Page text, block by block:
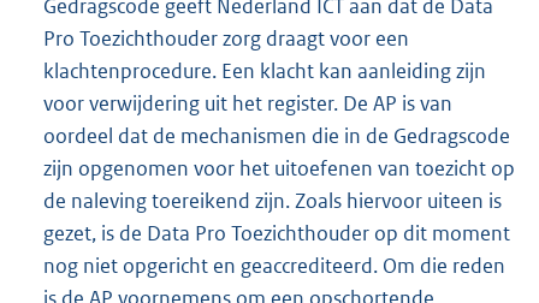
Gedragscode geeft Nederland ICT aan dat de Data
Pro Toezichthouder zorg draagt voor een
klachtenprocedure. Een klacht kan aanleiding zijn
voor verwijdering uit het register. De AP is van
oordeel dat de mechanismen die in de Gedragscode
zijn opgenomen voor het uitoefenen van toezicht op
de naleving toereikend zijn. Zoals hiervoor uiteen is
gezet, is de Data Pro Toezichthouder op dit moment
nog niet opgericht en geaccrediteerd. Om die reden